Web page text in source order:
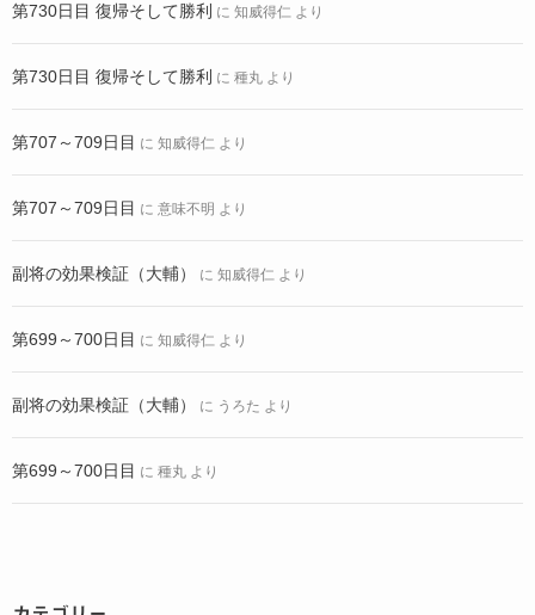
第730日目 復帰そして勝利 に 知威得仁 より
第730日目 復帰そして勝利 に 種丸 より
第707～709日目 に 知威得仁 より
第707～709日目 に 意味不明 より
副将の効果検証（大輔） に 知威得仁 より
第699～700日目 に 知威得仁 より
副将の効果検証（大輔） に うろた より
第699～700日目 に 種丸 より